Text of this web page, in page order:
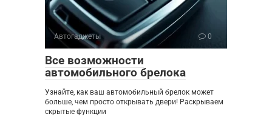
Автогаджеты 0
Все возможности
автомобильного брелока
Узнайте, как ваш автомобильный брелок может
больше, чем просто открывать двери! Раскрываем
скрытые функции